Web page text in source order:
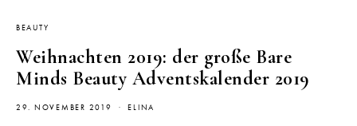
BEAUTY
Weihnachten 2019: der große Bare
Minds Beauty Adventskalender 2019
29. NOVEMBER 2019 ELINA